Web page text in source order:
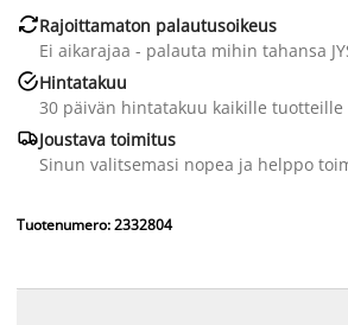
Rajoittamaton palautusoikeus
Ei aikarajaa - palauta mihin tahansa
Hintatakuu
30 päivän hintatakuu kaikille tuotteille
Joustava toimitus
Sinun valitsemasi nopea ja helppo
Tuotenumero: 2332804